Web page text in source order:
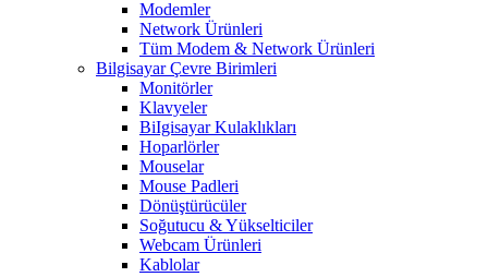
Modemler
Network Ürünleri
Tüm Modem & Network Ürünleri
Bilgisayar Çevre Birimleri
Monitörler
Klavyeler
BiIgisayar Kulaklıkları
Hoparlörler
Mouselar
Mouse Padleri
Dönüştürücüler
Soğutucu & Yükselticiler
Webcam Ürünleri
Kablolar